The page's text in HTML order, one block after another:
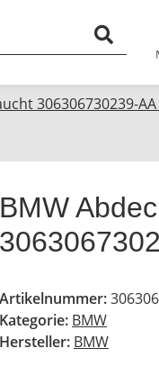
306306730239-
BMW
Artikelnummer:
Kategorie: BMW
Hersteller: BMW